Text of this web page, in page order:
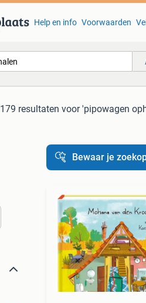
Help en info Voorwaarden
179 resultaten voor 'pipowagen
Bewaar je